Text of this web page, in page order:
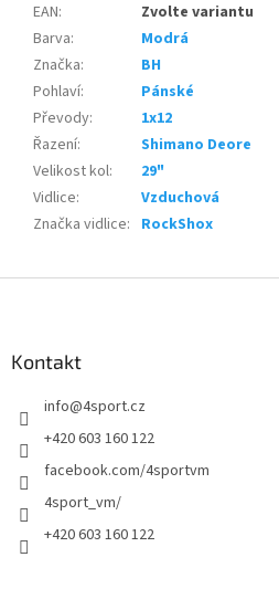
EAN:
Zvolte variantu
Barva:
Modrá
Značka:
BH
Pohlaví:
Pánské
Převody:
1x12
Řazení:
Shimano Deore
Velikost kol:
29"
Vidlice:
Vzduchová
Značka vidlice: RockShox
Kontakt
info@4sport.cz
+420 603 160 122
facebook.com/4sportvm
4sport_vm/
+420 603 160 122